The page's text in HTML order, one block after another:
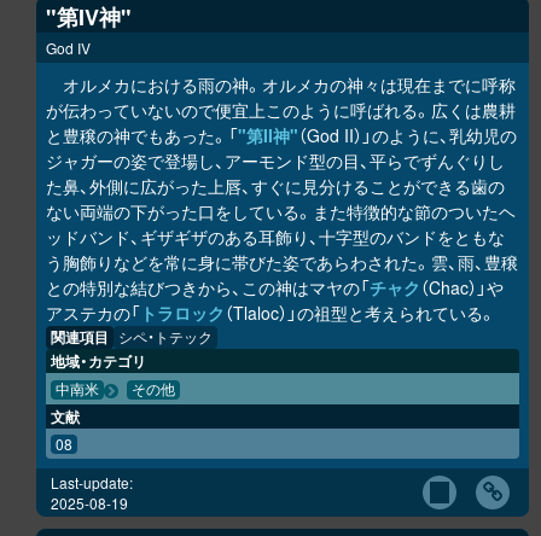
"第IV神"
God IV
オルメカにおける雨の神。オルメカの神々は現在までに呼称
が伝わっていないので便宜上このように呼ばれる。広くは農耕
と豊穣の神でもあった。「"第II神"（God II）」のように、乳幼児の
ジャガーの姿で登場し、アーモンド型の目、平らでずんぐりし
た鼻、外側に広がった上唇、すぐに見分けることができる歯の
ない両端の下がった口をしている。また特徴的な節のついたヘ
ッドバンド、ギザギザのある耳飾り、十字型のバンドをともな
う胸飾りなどを常に身に帯びた姿であらわされた。雲、雨、豊穣
との特別な結びつきから、この神はマヤの「チャク （Chac）」や
アステカの「 トラロック （Tlaloc）」の祖型と考えられている。
関連項目 シペ・トテック
地域・カテゴリ
中南米 その他
文献
08
Last-update:
2025-08-19